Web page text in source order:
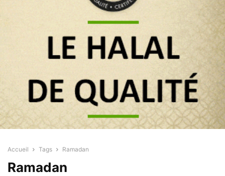
Accueil Tags Ramadan
Ramadan